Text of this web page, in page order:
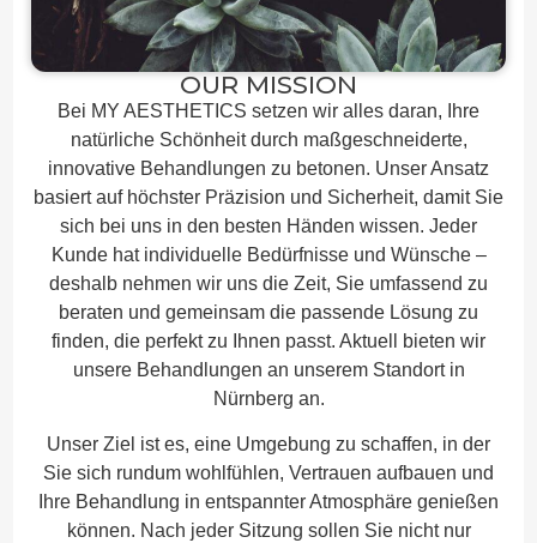
OUR MISSION
Bei MY AESTHETICS setzen wir alles daran, Ihre
natürliche Schönheit durch maßgeschneiderte,
innovative Behandlungen zu betonen. Unser Ansatz
basiert auf höchster Präzision und Sicherheit, damit Sie
sich bei uns in den besten Händen wissen. Jeder
Kunde hat individuelle Bedürfnisse und Wünsche –
deshalb nehmen wir uns die Zeit, Sie umfassend zu
beraten und gemeinsam die passende Lösung zu
finden, die perfekt zu Ihnen passt. Aktuell bieten wir
unsere Behandlungen an unserem Standort in
Nürnberg an.
Unser Ziel ist es, eine Umgebung zu schaffen, in der
Sie sich rundum wohlfühlen, Vertrauen aufbauen und
Ihre Behandlung in entspannter Atmosphäre genießen
können. Nach jeder Sitzung sollen Sie nicht nur